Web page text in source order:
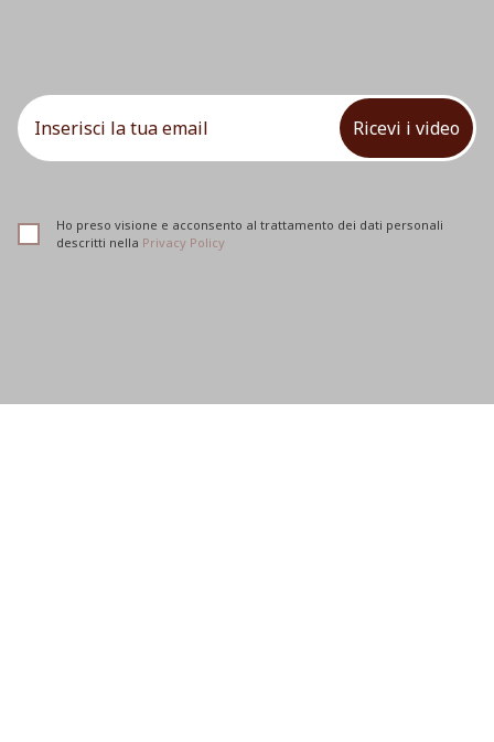
Ricevi i video
Ho preso visione e acconsento al trattamento dei dati personali
descritti nella Privacy Policy